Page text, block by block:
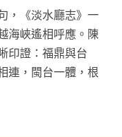
，《淡水廳志》一
海峽遙相呼應。陳
印證：福鼎與台
連，閩台一體，根